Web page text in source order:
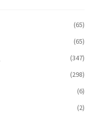
(65)
(65)
(347)
(298)
(6)
(2)